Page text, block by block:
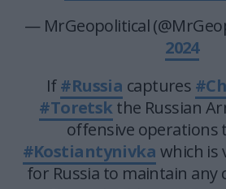
— MrGeopolitical
2024
If#Russia captures
#Toretskthe Russian
offensive operations
#Kostiantynivka which is
for Russia to maintain any